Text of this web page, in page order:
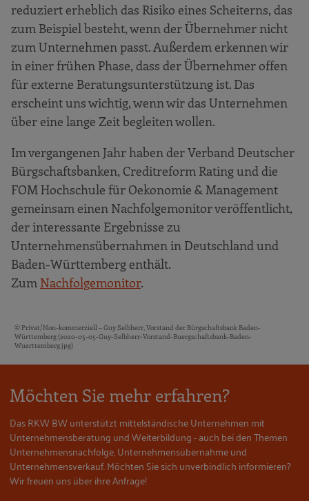
reduziert erheblich das Risiko eines Scheiterns, das
zum Beispiel besteht, wenn der Übernehmer nicht
zum Unternehmen passt. Außerdem erkennen wir
in einer frühen Phase, dass der Übernehmer offen
für externe Beratungsunterstützung ist. Das
erscheint uns wichtig, wenn wir das Unternehmen
über eine lange Zeit begleiten wollen.
Im vergangenen Jahr haben der Verband Deutscher
Bürgschaftsbanken, Creditreform Rating und die
FOM Hochschule für Oekonomie & Management
gemeinsam einen Nachfolgemonitor veröffentlicht,
der interessante Ergebnisse zu
Unternehmensübernahmen in Deutschland und
Baden-Württemberg enthält.
Zum Nachfolgemonitor.
Bildquellen und Copyright-Hinweise
© Privat/Non-kommerziell – Guy Selbherr, Vorstand der Bürgschaftsbank Baden-
Württemberg (2020-05-05-Guy-Selbherr-Vorstand-Buergschaftsbank-Baden-
Wuerttemberg.jpg)
Möchten Sie mehr erfahren?
Das RKW BW unterstützt mittelständische Unternehmen mit
Unternehmensberatung und Weiterbildung - auch bei den Themen
Unternehmensnachfolge, Unternehmensübernahme und
Unternehmensverkauf. Möchten Sie sich unverbindlich informieren?
Wir freuen uns über ihre Anfrage!